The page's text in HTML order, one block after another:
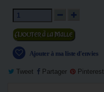
Ajouter au panier
Ajouter à ma liste d'envies
Tweet Partager Pinterest